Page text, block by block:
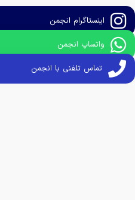
اینستاگرام انجمن
واتساپ انجمن
تماس تلفنی با انجمن